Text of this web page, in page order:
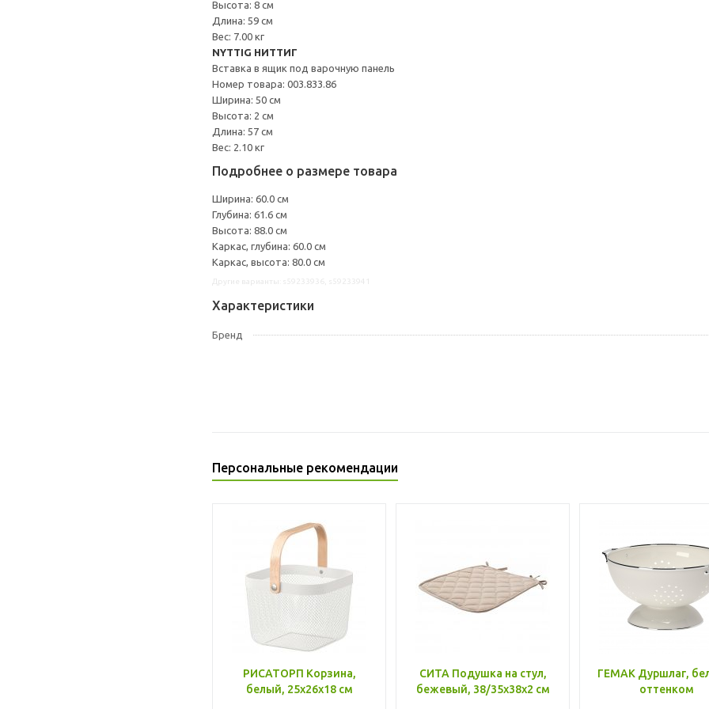
Высота: 8 см
Длина: 59 см
Вес: 7.00 кг
NYTTIG НИТТИГ
Вставка в ящик под варочную панель
Номер товара: 003.833.86
Ширина: 50 см
Высота: 2 см
Длина: 57 см
Вес: 2.10 кг
Подробнее о размере товара
Ширина: 60.0 см
Глубина: 61.6 см
Высота: 88.0 см
Каркас, глубина: 60.0 см
Каркас, высота: 80.0 см
Характеристики
Бренд
Персональные рекомендации
РИСАТОРП Корзина,
белый, 25x26x18 см
СИТА Подушка на стул,
бежевый, 38/35x38x2 см
ГЕМАК Дуршлаг,
оттенком